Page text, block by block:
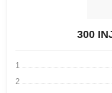
300
1
2